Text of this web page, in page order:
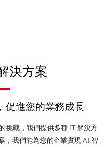
決方案
促進您的業務成長
挑戰，我們提供多種 IT 解決方
，我們能為您的企業實現 AI 智